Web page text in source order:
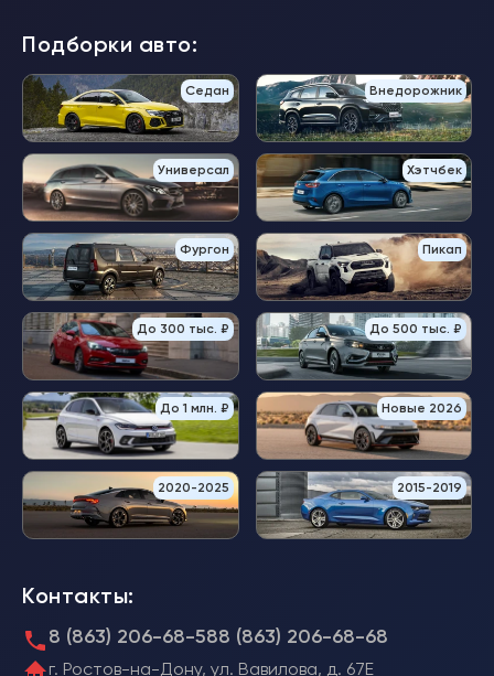
Подборки авто:
Седан Внедорожник
Универсал Хэтчбек
Фургон Пикап
До 300 тыс. ₽ До 500 тыс. ₽
До 1 млн. ₽ Новые 2026
2020-2025 2015-2019
Контакты:
8 (863) 206-68-588 (863) 206-68-68
г. Ростов-на-Дону, ул. Вавилова, д. 67Е